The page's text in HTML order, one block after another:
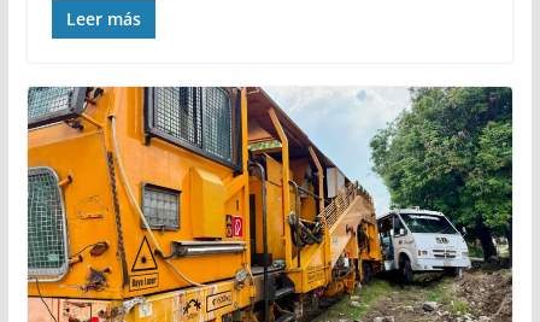
Leer más